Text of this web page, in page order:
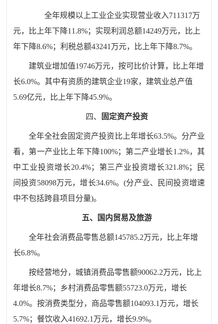
全年规模以上工业企业实现营业收入711317万
元，比上年下降11.8%；实现利润总额14249万元，比上
年下降8.6%；利税总额43241 万元，比上年下降8.7%。
建筑业增加值19746万元，按可比价计算， 比上年增
长6.0%。其中有资质的建筑企业19家，建筑业总产值
5.69亿元，比上年下降45.9%。
四、 固定资产投资
全年全社会固定资产投资比上年增长63.5%。分产业
看，第一产业比上年下降100%；第二产业增长1.2%，其
中工业投资增长20.4%；第三产业投资增长321.8%；民
间投资58098万元，增长34.6%。(分产业、民间投资增速
中不包括跨县项目分量)。
五、国内贸易及旅游
全年社会消费品零售总额145785.2万元，比上年增
长6.8%。
按经营地分，城镇消费品零售额90062.2万元，比上
年增长8.7%；乡村消费品零售额55723.0万元，增长
4.0%。按消费类型分，商品零售额104093.1 万元，增长
5.7%；餐饮收入41692.1 万元，增长9.9%。